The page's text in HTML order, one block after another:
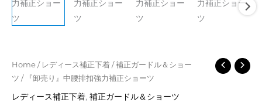
Home / レディース補正下着 /補正ガードル＆ショー
ツ / 『卸売り』中腰排扣強力補正ショーツ
レディース補正下着, 補正ガードル＆ショーツ
『卸
売
り』